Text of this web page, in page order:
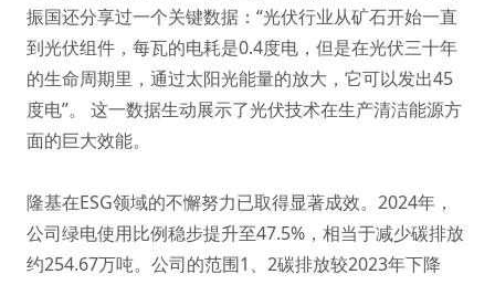
振国还分享过一个关键数据：“光伏行业从矿石开始一直
到光伏组件，每瓦的电耗是0.4度电，但是在光伏三十年
的生命周期里，通过太阳光能量的放大，它可以发出45
度电”。 这一数据生动展示了光伏技术在生产清洁能源方
面的巨大效能。
隆基在ESG领域的不懈努力已取得显著成效。2024年，
公司绿电使用比例稳步提升至47.5%，相当于减少碳排放
约254.67万吨。公司的范围1、2碳排放较2023年下降